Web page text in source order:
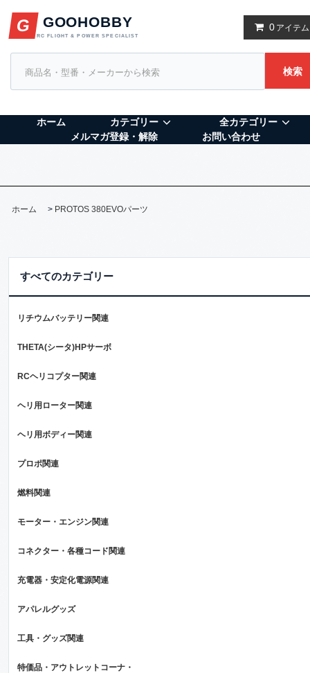
検索
0 アイテム
G GOOHOBBY
RC FLIGHT & POWER SPECIALIST
ホーム カテゴリー
全カテゴリー
メルマガ登録・解除
お問い合わせ
ホーム > PROTOS 380EVOパーツ
すべてのカテゴリー
リチウムバッテリー関連
THETA(シータ)HPサーボ
RCヘリコプター関連
ヘリ用ローター関連
ヘリ用ボディー関連
プロポ関連
燃料関連
モーター・エンジン関連
コネクター・各種コード関連
充電器・安定化電源関連
アパレルグッズ
工具・グッズ関連
特価品・アウトレットコーナ・